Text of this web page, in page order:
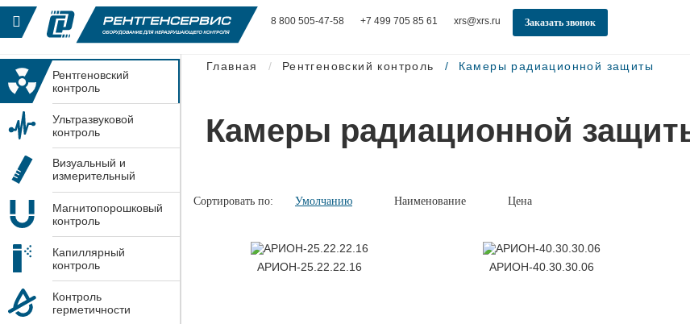
8 800 505-47-58 +7 499 705 85 61 xrs@xrs.ru Заказать звонок
Рентгеновский
контроль
Ультразвуковой
контроль
Визуальный и
измерительный
Магнитопорошковый
контроль
Капиллярный
контроль
Контроль
герметичности
Главная Рентгеновский контроль Камеры радиационной защиты
Камеры радиационной
Сортировать по: Умолчанию Наименование Цена
АРИОН-25.22.22.16 АРИОН-40.30.30.06